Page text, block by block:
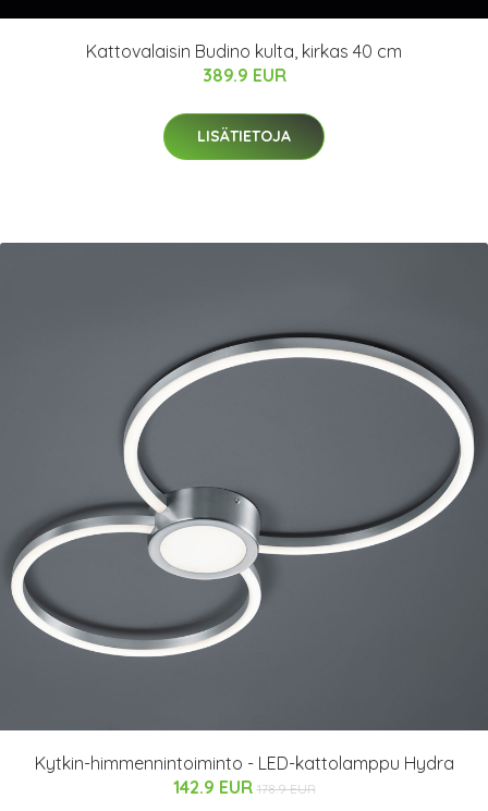
Kattovalaisin Budino kulta, kirkas 40 cm
389.9 EUR
LISÄTIETOJA
Kytkin-himmennintoiminto - LED-kattolamppu Hydra
142.9 EUR 178.9 EUR